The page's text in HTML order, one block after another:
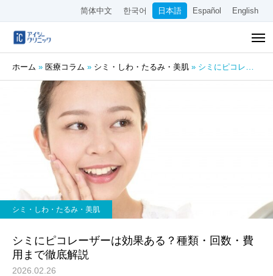
简体中文 한국어 日本語 Español English
ホーム » 医療コラム » シミ・しわ・たるみ・美肌 » シミにピコレーザーは効果ある？種類・回数・費用まで徹底解説
シミ・しわ・たるみ・美肌
シミにピコレーザーは効果ある？種類・回数・費
用まで徹底解説
2026.02.26